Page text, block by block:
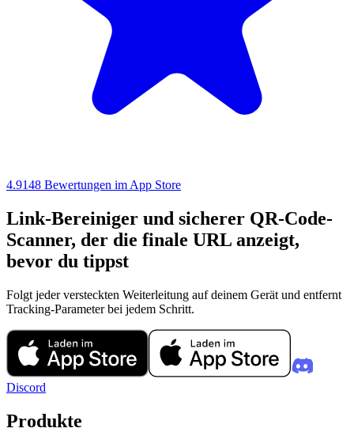
4.9148 Bewertungen im App Store
Link-Bereiniger und sicherer QR-Code-
Scanner, der die finale URL anzeigt,
bevor du tippst
Folgt jeder versteckten Weiterleitung auf deinem Gerät und entfernt
Tracking-Parameter bei jedem Schritt.
Discord
Produkte